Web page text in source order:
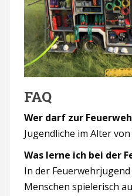
FAQ
Wer darf zur
Jugendliche im Alter
Was lerne ich bei der
In der
Menschen spielerisch